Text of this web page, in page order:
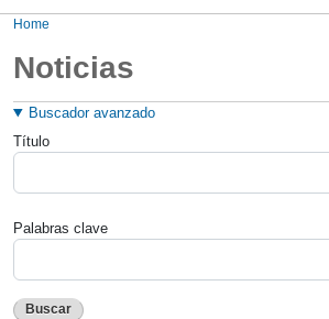
Home
Noticias
Buscador avanzado
Título
Palabras clave
Buscar